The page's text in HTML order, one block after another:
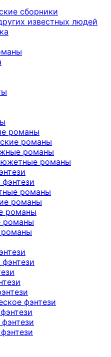
сборники
известных людей
романы
романы
романы
романы
романы
романы
романы
романы
романы
фэнтези